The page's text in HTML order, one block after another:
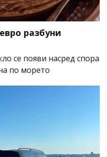
разбуни
се появи насред спора
по морето